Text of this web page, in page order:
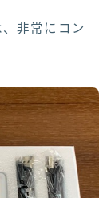
非常にコン